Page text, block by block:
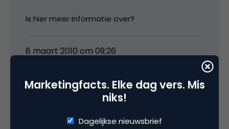
Is hier meer informatie over?
8 maart 2010 om 09:26
Marketingfacts. Elke dag vers. Mis
niks!
Dagelijkse nieuwsbrief